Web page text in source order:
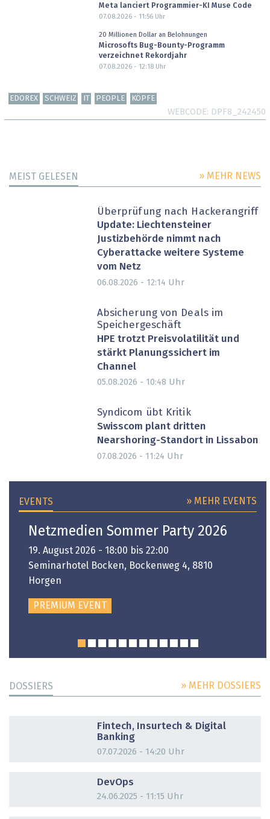
Meta lanciert Programmier-KI Muse Code
07.08.2026 - 11:56Uhr
20 Millionen Dollar an Belohnungen
Microsofts Bug-Bounty-Programm
verzeichnet Rekordjahr
07.08.2026 - 12:18Uhr
EDOREX SCHWEIZ PEOPLE KÖPFE
WEBCODE DPF8_242450
MEIST GELESEN » MEHR NEWS
Überprüfung nach Hackerangriff
Update: Liechtensteiner
Justizbehörde nimmt nach
Cyberattacke weitere Systeme
vom Netz
06.08.2026 - 12:14 Uhr
Absicherung von Deals im
Speichergeschäft
HPE trotzt Preisvolatilität und
stärkt Planungssichert im
Channel
05.08.2026 - 10:48 Uhr
Syndicom übt Kritik
Swisscom plant dritten
Nearshoring-Standort in Lissabon
07.08.2026 - 11:24 Uhr
EVENTS » MEHR EVENTS
Netzmedien Sommer Party 2026
19. August 2026 - 18:00 bis 22:00
Seminarhotel Bocken, Bockenweg 4, 8810
Horgen
PREMIUM EVENT
DOSSIERS » MEHR DOSSIERS
Fintech, Insurtech & Digital
Banking
07.07.2026 - 14:20 Uhr
DevOps
24.06.2025 - 11:15 Uhr